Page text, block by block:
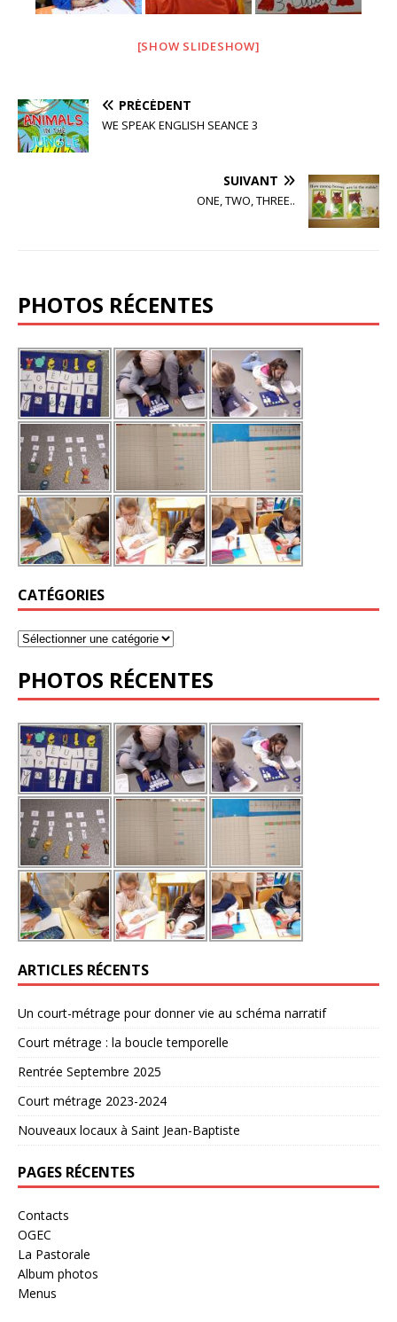
[SHOW SLIDESHOW]
PRÉCÉDENT
WE SPEAK ENGLISH SEANCE 3
SUIVANT
ONE, TWO, THREE..
PHOTOS RÉCENTES
CATÉGORIES
PHOTOS RÉCENTES
ARTICLES RÉCENTS
Un court-métrage pour donner vie au schéma narratif
Court métrage : la boucle temporelle
Rentrée Septembre 2025
Court métrage 2023-2024
Nouveaux locaux à Saint Jean-Baptiste
PAGES RÉCENTES
Contacts
OGEC
La Pastorale
Album photos
Menus